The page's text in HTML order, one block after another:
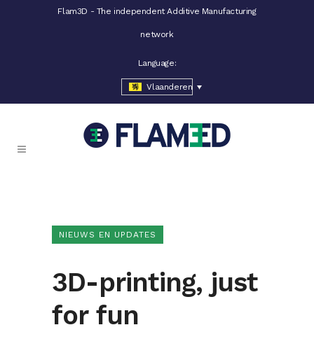
Flam3D - The independent Additive Manufacturing
network
Language:
Vlaanderen
NIEUWS EN UPDATES
3D-printing, just
for fun